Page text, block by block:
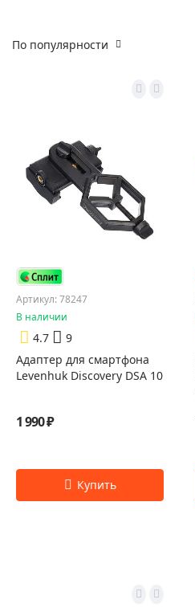
По популярности
Артикул: 78247
В наличии
4.7
9
Адаптер для смартфона
Levenhuk Discovery DSA 10
1 990 ₽